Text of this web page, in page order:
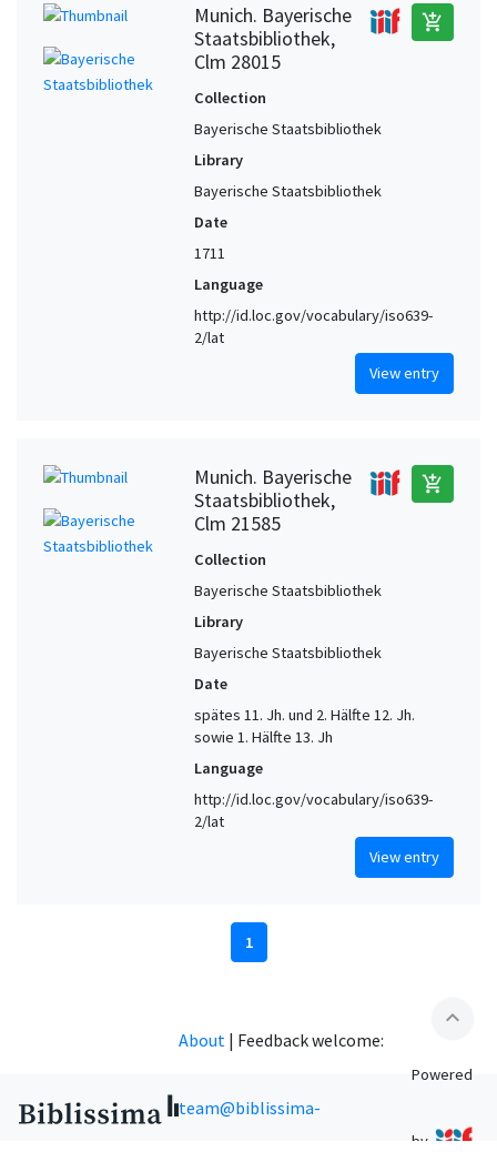
Munich. Bayerische
Staatsbibliothek,
Clm 28015
add_shopping_cart
Collection
Bayerische Staatsbibliothek
Library
Bayerische Staatsbibliothek
Date
1711
Language
http://id.loc.gov/vocabulary/iso639-
2/lat
View entry
Munich. Bayerische
Staatsbibliothek,
Clm 21585
add_shopping_cart
Collection
Bayerische Staatsbibliothek
Library
Bayerische Staatsbibliothek
Date
spätes 11. Jh. und 2. Hälfte 12. Jh.
sowie 1. Hälfte 13. Jh
Language
http://id.loc.gov/vocabulary/iso639-
2/lat
View entry
1
expand_less
About | Feedback welcome:
team@biblissima-
Powered
by